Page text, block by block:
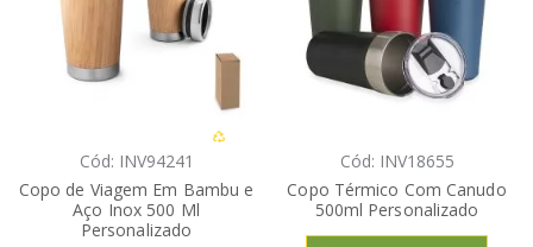
Cód: INV94241
Copo de Viagem Em Bambu e
Aço Inox 500 Ml
Personalizado
Cód: INV18655
Copo Térmico Com Canudo
500ml Personalizado